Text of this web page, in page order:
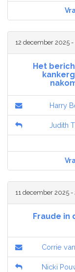
12 december 2025
Het
Harry
Judith
11 december 2025
Fraude in
Corrie
Nicki